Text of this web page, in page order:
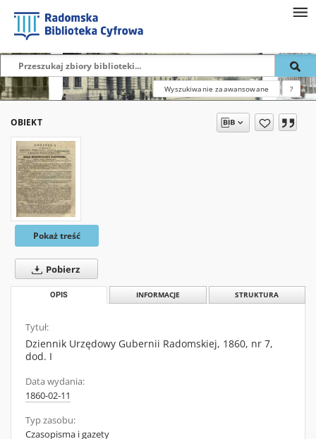
Wyszukiwanie zaawansowane ?
OBIEKT
Pokaż treść
Pobierz
OPIS INFORMACJE STRUKTURA
Tytuł:
Dziennik Urzędowy Gubernii Radomskiej, 1860, nr 7,
dod. I
Data wydania:
1860-02-11
Typ zasobu:
Czasopisma i gazety